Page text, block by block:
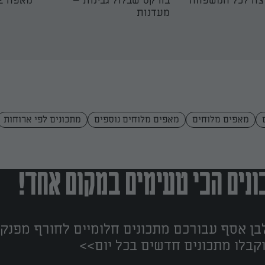
מעדנות
מאפים מלוחים מאפים מלוחים נוספים מתכונים לפי ארוחות
הכי טעימים במקום אחד!
אסף עבורכם מתכונים חלומיים לחורף
מתכונים חדשים בכל יום>>